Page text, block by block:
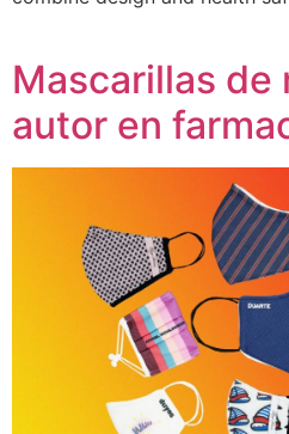
Mascarillas de
autor en